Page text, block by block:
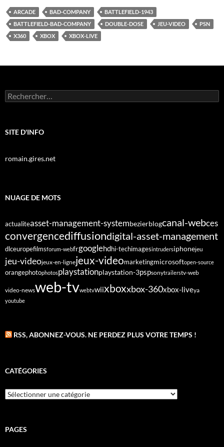
ARCADE BAD-COMPANY
BATTLEFIELD-1943
BATTLEFIELD-BAD-COMPANY
DOUBLE-DOSE JEU-VIDEO
PSN
X360
XBOX XBOX-LIVE
Rechercher :
SITE D'INFO
romain.gires.net
NUAGE DE MOTS
actualiteasset-management-systembezierblogcanal-webces
convergencediffusiondigital-asset-management
dlceuropefilmsforum-webfrgooglehdhi-techimagesintrudersiphonejeu
jeu-videojeux-en-lignejeux-videomarketingmicrosoftopen-source
orangephotophotosplaystationplaystation-3pspsonytrailerstv-web
video-newsweb-tvwebtvwiixboxxbox-360xbox-liveya
youtube
RSS, ABONNEZ-VOUS. NE PERDEZ PLUS VOTRE TEMPS !
CATÉGORIES
Catégories
PAGES